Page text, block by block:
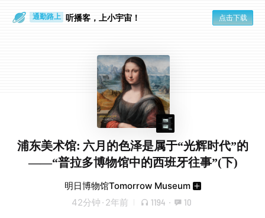
通勤路上 听播客，上小宇宙！ 点击下载
浦东美术馆: 六月的色泽是属于“光辉时代”的
——“普拉多博物馆中的西班牙往事”(下)
明日博物馆Tomorrow Museum
42分钟 · 2年前 1194 · 10